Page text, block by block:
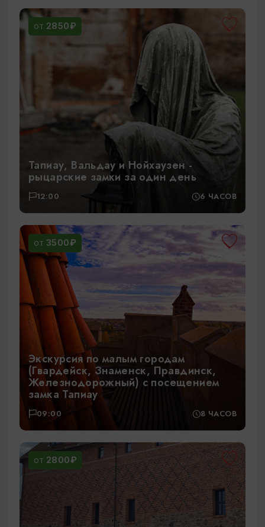
ОТ 2850₽
Тапиау, Вальдау и Нойхаузен -
рыцарские замки за один день
12:00 6 ЧАСОВ
ОТ 3500₽
Экскурсия по малым городам
(Гвардейск, Знаменск, Правдинск,
Железнодорожный) с посещением
замка Тапиау
09:00 8 ЧАСОВ
ОТ 2800₽